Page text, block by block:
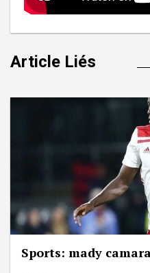
Article Liés
Sports: mady